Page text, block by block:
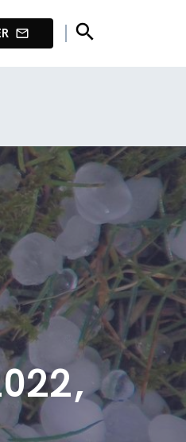
mail_outline search